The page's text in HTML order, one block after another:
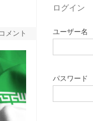
メント
ログイン
ユーザー名
パスワード